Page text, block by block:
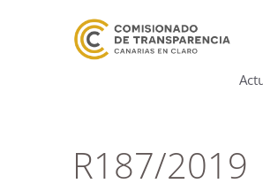
R187/2019